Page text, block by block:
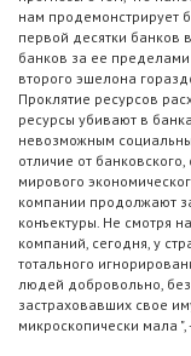
нам продемонстрирует
первой десятки банков
банков за ее пределами
второго эшелона
Проклятие ресурсов
ресурсы убивают в
невозможным
отличие от
мирового
компании продолжают
конъектуры. Не смотря
компаний, сегодня, у
тотального
людей добровольно,
застраховавших свое
микроскопически мала ",